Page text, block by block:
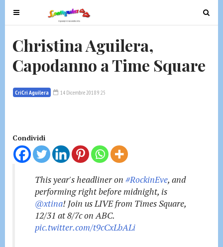
T
o
g
l
e
a
a
t
T
o
e
Christina Aguilera,
Capodanno a Time Square
CriCri Aguilera 14 Dicembre 2018 9:25
Condividi
This year's headliner on #RockinEve, and
performing right before midnight, is
@xtina! Join us LIVE from Times Square,
12/31 at 8/7c on ABC.
pic.twitter.com/t9cCxLbALi